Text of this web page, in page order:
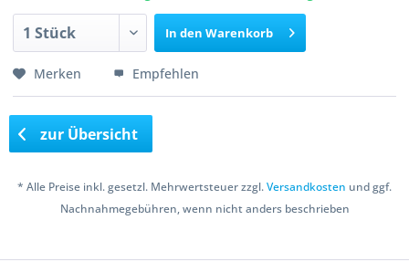
In den Warenkorb
Merken Empfehlen
zur Übersicht
* Alle Preise inkl. gesetzl. Mehrwertsteuer zzgl.Versandkosten und ggf.
Nachnahmegebühren, wenn nicht anders beschrieben